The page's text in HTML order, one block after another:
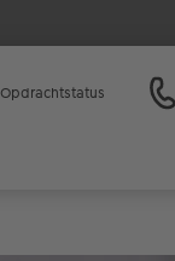
Opdrachtstatus